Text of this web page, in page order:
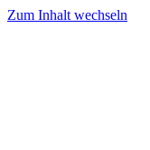
Zum Inhalt wechseln